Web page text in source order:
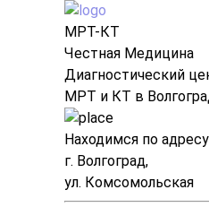
МРТ-КТ
Честная Медицина
Диагностический
МРТ и КТ в
Находимся по адресу
г. Волгоград,
ул. Комсомольская